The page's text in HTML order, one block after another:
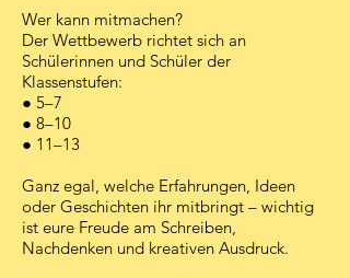
Wer kann mitmachen?
Der Wettbewerb richtet sich an
Schülerinnen und Schüler der
Klassenstufen:
● 5–7
● 8–10
● 11–13
Ganz egal, welche Erfahrungen, Ideen
oder Geschichten ihr mitbringt – wichtig
ist eure Freude am Schreiben,
Nachdenken und kreativen Ausdruck.